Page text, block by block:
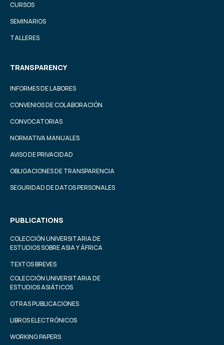
CURSOS
SEMINARIOS
TALLERES
TRANSPARENCY
INFORMES DE LABORES
CONVENIOS DE COLABORACIÓN
CONVOCATORIAS
NORMATIVA MANUALES
AVISO DE PRIVACIDAD
OBLIGACIONES DE TRANSPARENCIA
SEGURIDAD DE DATOS PERSONALES
PUBLICATIONS
COLECCIÓN UNIVERSITARIA DE
ESTUDIOS SOBRE ASIA Y ÁFRICA
TEXTOS BREVES
COLECCIÓN UNIVERSITARIA DE
ESTUDIOS ASIÁTICOS
OTRAS PUBLICACIONES
LIBROS ELECTRÓNICOS
WORKING PAPERS